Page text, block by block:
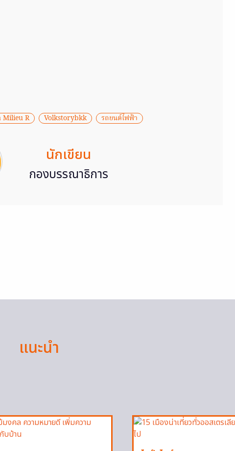
Milieu R Volkstorybkk รถยนต์ไฟฟ้า
นักเขียน
กองบรรณาธิการ
แนะนำ